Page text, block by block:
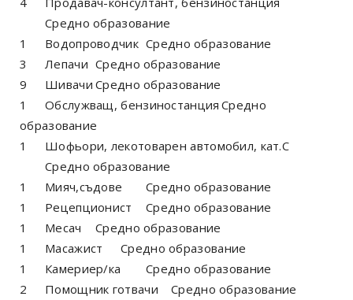
Средно образование
1
Водопроводчик Средно образование
3
Лепачи Средно образование
9
Шивачи Средно образование
1
Обслужващ, бензиностанция Средно
образование
1
Шофьори, лекотоварен автомобил, кат.С
Средно образование
1
Мияч,съдове
Средно образование
1
Рецепционист
Средно образование
1
Месач
Средно образование
1
Масажист
Средно образование
1
Камериер/ка
Средно образование
2
Помощник готвачи
Средно образование